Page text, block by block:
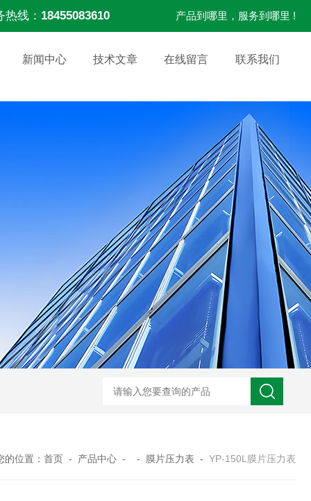
热线： 18455083610 产品到哪里，服务到哪里 !
新闻中心 技术文章 在线留言 联系我们
WRN-530直角弯头热电偶 WRNK-231D炉管刀刃热电
的位置： 首页 - 产品中心 - - 膜片压力表 - YP-150L膜片压力表